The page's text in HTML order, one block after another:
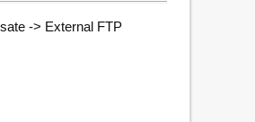
-> External FTP